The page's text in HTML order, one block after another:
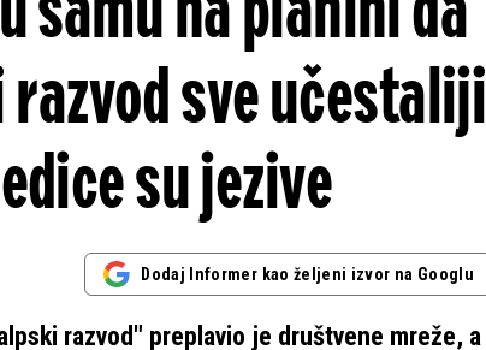
sve učestaliji
su jezive
Dodaj Informer kao željeni izvor na Googlu
razvod" preplavio je društvene mreže, a